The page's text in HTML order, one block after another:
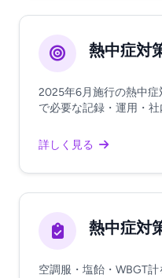
熱中症対
2025年6月施行の熱中
で必要な記録・運用・社
詳しく見る
熱中症対
空調服・塩飴・WBGT